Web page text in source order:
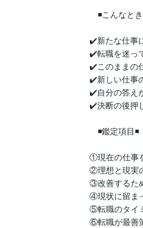
◾️こんなとき
✔️新たな仕事
✔️転職を迷っ
✔️このままの
✔️新しい仕事
✔️自分の答え
✔️決断の後押
◾️鑑定項目◾️
①現在の仕事
②理想と現実
③改善するた
④現状に留ま
⑤転職のタイ
⑥転職が最善